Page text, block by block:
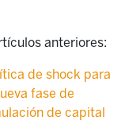
anteriores:
de shock para
fase de
de capital